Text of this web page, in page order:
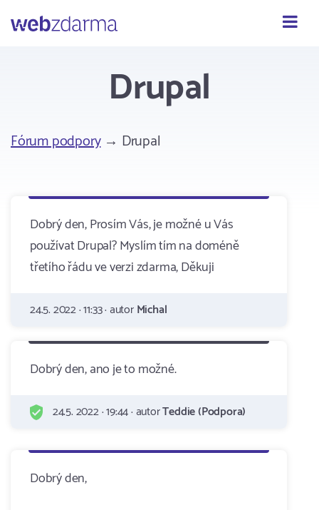
Webzdarma
Drupal
Fórum podpory→ Drupal
Dobrý den, Prosím Vás, je možné u Vás
používat Drupal? Myslím tím na doméně
třetího řádu ve verzi zdarma, Děkuji
24.5. 2022 · 11:33 · autorMichal
Dobrý den, ano je to možné.
24.5. 2022 · 19:44 · autorTeddie (Podpora)
Dobrý den,